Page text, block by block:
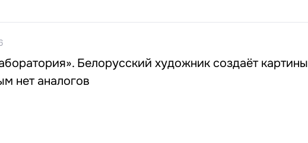
Белорусский художник создаёт картины
нет аналогов